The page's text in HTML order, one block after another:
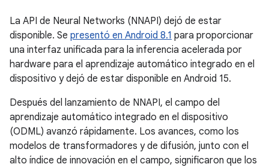
La API de Neural Networks (NNAPI) dejó de estar
disponible. Se presentó en Android 8.1 para proporcionar
una interfaz unificada para la inferencia acelerada por
hardware para el aprendizaje automático integrado en el
dispositivo y dejó de estar disponible en Android 15.
Después del lanzamiento de NNAPI, el campo del
aprendizaje automático integrado en el dispositivo
(ODML) avanzó rápidamente. Los avances, como los
modelos de transformadores y de difusión, junto con el
alto índice de innovación en el campo, significaron que los